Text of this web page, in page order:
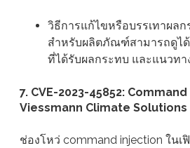
วิธีการแก้ไขหรือบรรเทาผลก
สำหรับผลิตภัณฑ์สามารถดูไ
ที่ได้รับผลกระทบ และแนวทา
7. CVE-2023-45852:
Viessmann Climate Solutions
ช่องโหว่ command injection ในเ